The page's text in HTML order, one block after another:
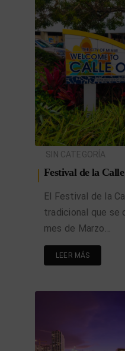
SIN CATEGORÍA
Festival de la
El Festival de la
tradicional que se
mes de Marzo…
LEER MÁS